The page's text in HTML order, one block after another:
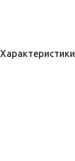
Характеристики